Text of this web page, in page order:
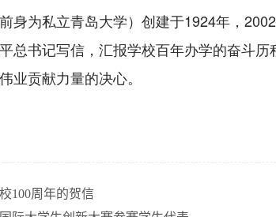
为私立青岛大学）创建于1924年，
总书记写信，汇报学校百年办学的奋斗
业贡献力量的决心。
100周年的贺信